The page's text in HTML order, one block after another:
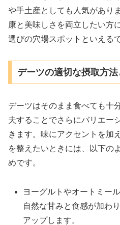
や手土産としても人気があり
康と美味しさを両立したい方
選びの穴場スポットといえる
デーツの適切な摂取方
デーツはそのまま食べても十
夫することでさらにバリエー
きます。味にアクセントを加
を整えたいときには、以下の
めです。
ヨーグルトやオートミー
自然な甘みと食感が加わ
アップします。